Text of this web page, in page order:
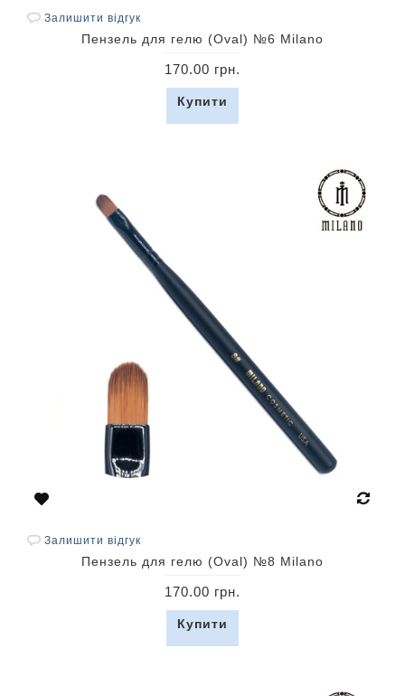
Залишити відгук
Пензель для гелю (Oval) №6 Milano
170.00 грн.
Купити
Залишити відгук
Пензель для гелю (Oval) №8 Milano
170.00 грн.
Купити